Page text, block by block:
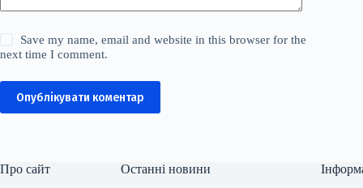
Save my name, email and website in this browser for the
next time I comment.
Опублікувати коментар
Про сайт Останні новини